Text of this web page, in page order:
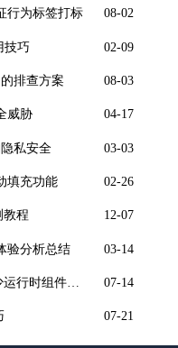
行为标签打标 08-02
技巧 02-09
排查方案 08-03
威胁 04-17
私安全 03-03
填充功能 02-26
教程 12-07
验分析总结 03-14
07-14
07-21